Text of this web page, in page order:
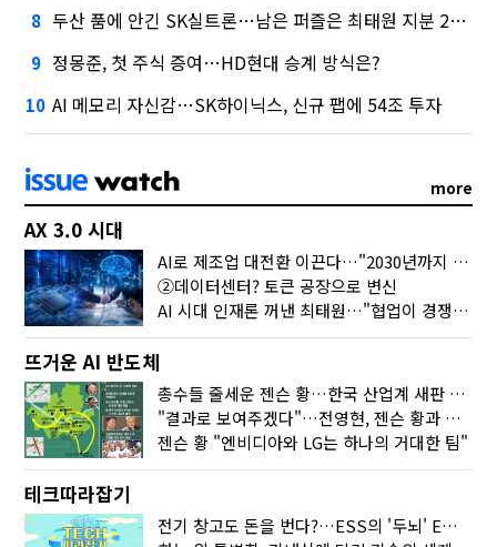
8 두산 품에 안긴 SK실트론…남은 퍼즐은 최태원 지분 29.4%
9 정몽준, 첫 주식 증여…HD현대 승계 방식은?
10 AI 메모리 자신감…SK하이닉스, 신규 팹에 54조 투자
more
AX 3.0 시대
AI로 제조업 대전환 이끈다…"2030년까지 민관합동 20조 투자"
②데이터센터? 토큰 공장으로 변신
AI 시대 인재론 꺼낸 최태원…"협업이 경쟁력"
뜨거운 AI 반도체
총수들 줄세운 젠슨 황…한국 산업계 새판 짰다
"결과로 보여주겠다"…전영현, 젠슨 황과 HBM5 논의
젠슨 황 "엔비디아와 LG는 하나의 거대한 팀"
테크따라잡기
전기 창고도 돈을 번다?…ESS의 '두뇌' EMO가 뭐길래